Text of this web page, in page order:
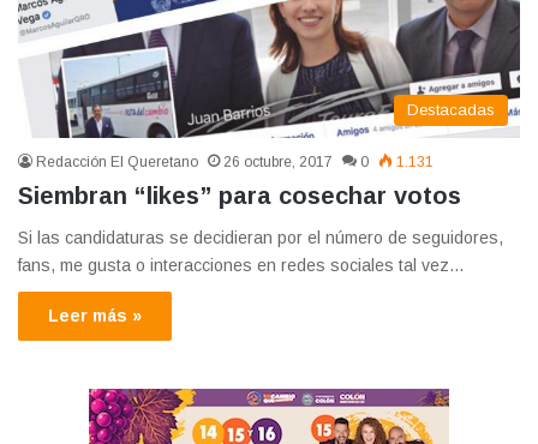
Destacadas
Redacción El Queretano 26 octubre, 2017 0 1.131
Siembran “likes” para cosechar votos
Si las candidaturas se decidieran por el número de seguidores,
fans, me gusta o interacciones en redes sociales tal vez…
Leer más »